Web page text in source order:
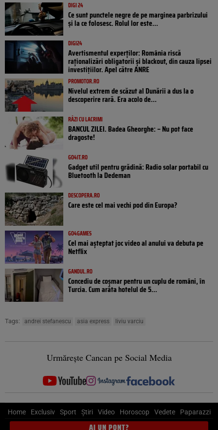
DIGI 24
Ce sunt punctele negre de pe marginea parbrizului
și la ce folosesc. Rolul lor este...
DIGI24
Avertismentul experților: România riscă
raționalizări obligatorii și blackout, din cauza lipsei
investițiilor. Apel către ANRE
PROMOTOR.RO
Nivelul extrem de scăzut al Dunării a dus la o
descoperire rară. Era acolo de...
RÂZI CU LACRIMI
BANCUL ZILEI. Badea Gheorghe: – Nu pot face
dragoste!
GO4IT.RO
Gadget util pentru grădină: Radio solar portabil cu
Bluetooth la Dedeman
DESCOPERA.RO
Care este cel mai vechi pod din Europa?
GO4GAMES
Cel mai așteptat joc video al anului va debuta pe
Netflix
GANDUL.RO
Concediu de coșmar pentru un cuplu de români, în
Turcia. Cum arăta hotelul de 5...
Tags: andrei stefanescu asia express liviu varciu
Urmărește Cancan pe Social Media
Home Exclusiv Sport Știri Video Horoscop Vedete Paparazzi
AI UN PONT?